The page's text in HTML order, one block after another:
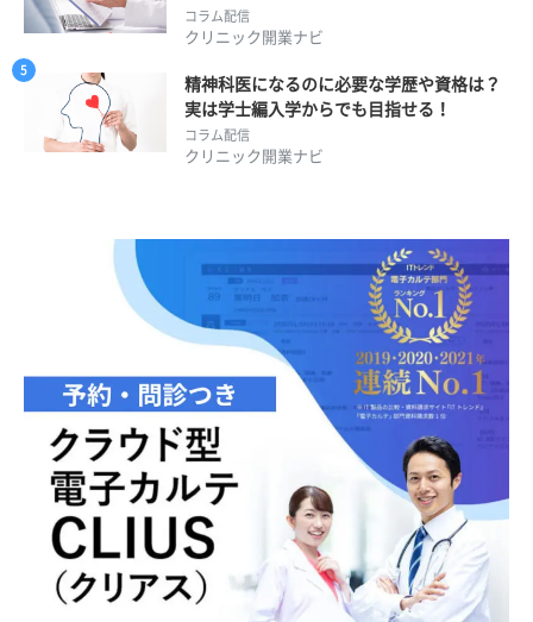
コラム配信
クリニック開業ナビ
精神科医になるのに必要な学歴や資格は？
実は学士編入学からでも目指せる！
コラム配信
クリニック開業ナビ